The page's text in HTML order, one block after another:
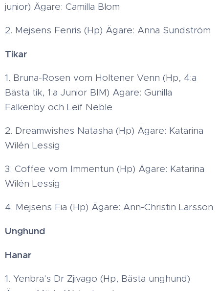
junior) Ägare: Camilla Blom
2. Mejsens Fenris (Hp) Ägare: Anna Sundström
Tikar
1. Bruna-Rosen vom Holtener Venn (Hp, 4:a
Bästa tik, 1:a Junior BIM) Ägare: Gunilla
Falkenby och Leif Neble
2. Dreamwishes Natasha (Hp) Ägare: Katarina
Wilén Lessig
3. Coffee vom Immentun (Hp) Ägare: Katarina
Wilén Lessig
4. Mejsens Fia (Hp) Ägare: Ann-Christin Larsson
Unghund
Hanar
1. Yenbra's Dr Zjivago (Hp, Bästa unghund)